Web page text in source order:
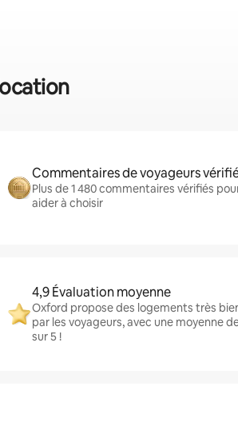
Commentaires de voyageurs
Plus de 1 480 commentaires vérifiés
aider à choisir
4,9 Évaluation moyenne
Oxford propose des logements très
par les voyageurs, avec une moyenne
sur 5 !